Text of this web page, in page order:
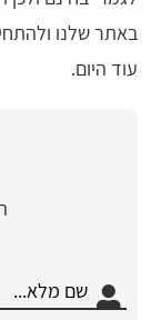
באתר שלנו
עוד היום.